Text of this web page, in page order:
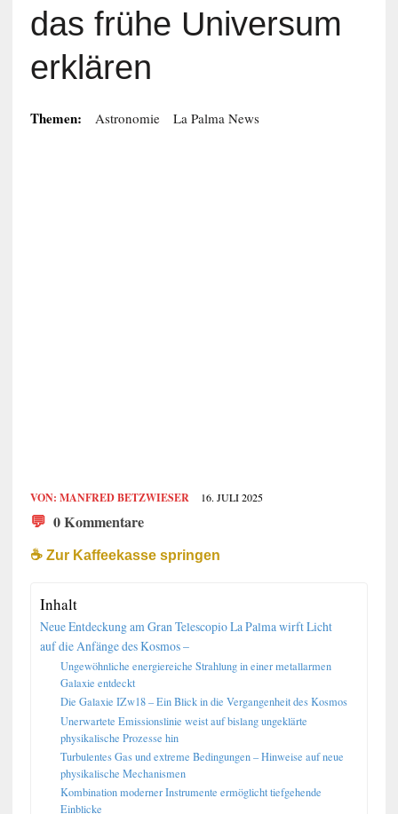
das frühe Universum
erklären
Themen: Astronomie La Palma News
VON: MANFRED BETZWIESER 16. JULI 2025
💬 0 Kommentare
☕️ Zur Kaffeekasse springen
Inhalt
Neue Entdeckung am Gran Telescopio La Palma wirft Licht
auf die Anfänge des Kosmos –
Ungewöhnliche energiereiche Strahlung in einer metallarmen
Galaxie entdeckt
Die Galaxie IZw18 – Ein Blick in die Vergangenheit des Kosmos
Unerwartete Emissionslinie weist auf bislang ungeklärte
physikalische Prozesse hin
Turbulentes Gas und extreme Bedingungen – Hinweise auf neue
physikalische Mechanismen
Kombination moderner Instrumente ermöglicht tiefgehende
Einblicke